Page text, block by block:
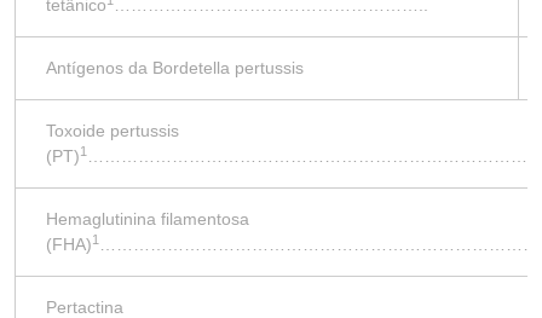
tetânico
Antígenos da Bordetella pertussis
Toxoide pertussis
(PT)1
Hemaglutinina filamentosa
(FHA)1
Pertactina